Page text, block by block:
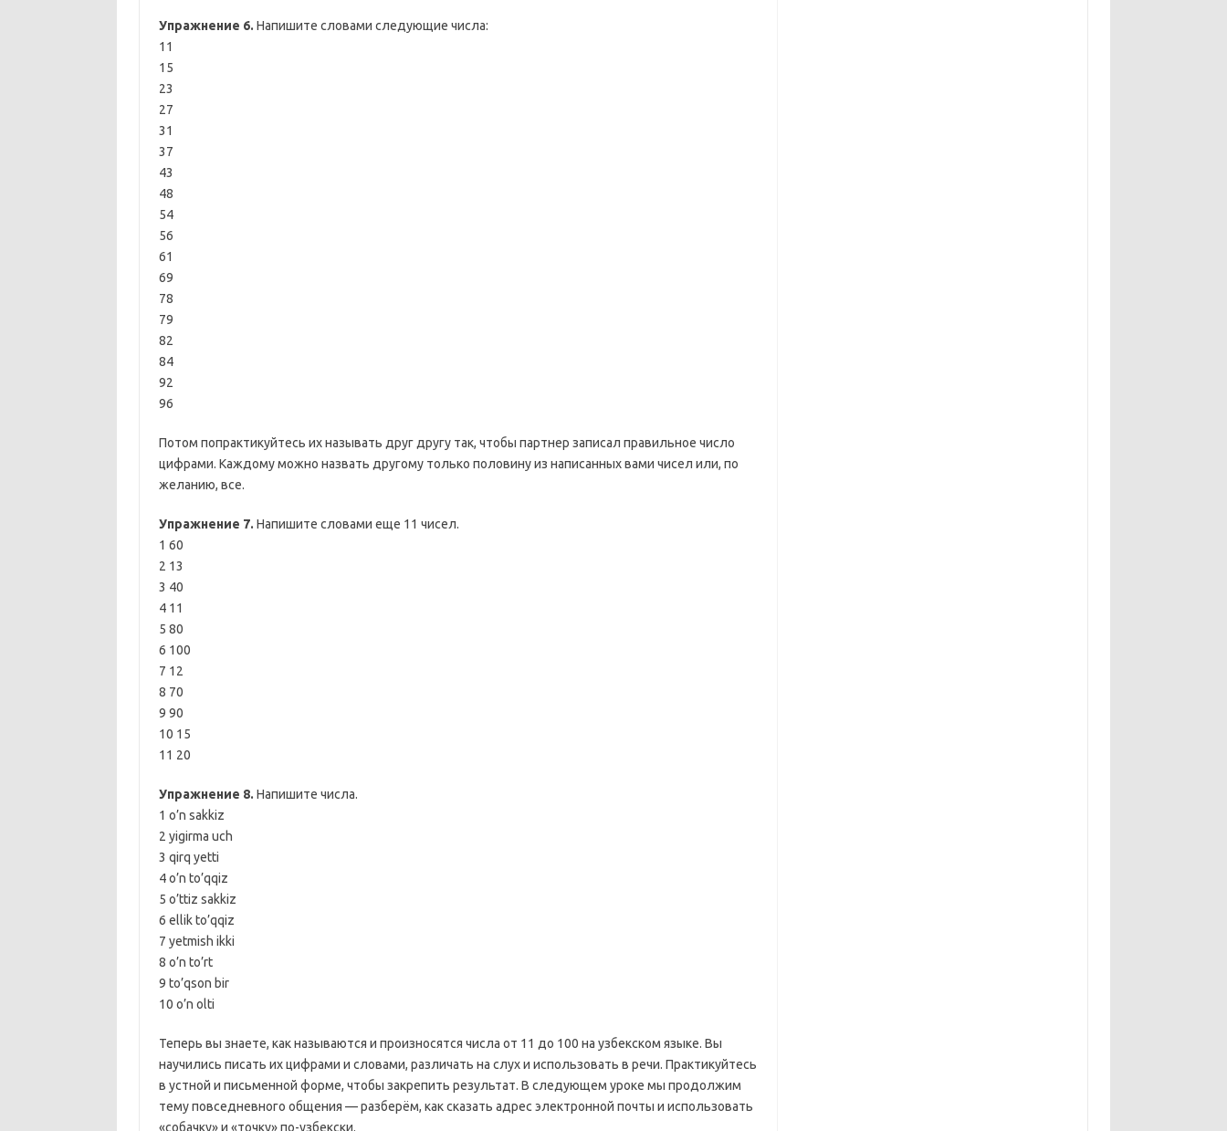
Упражнение 6. Напишите словами следующие числа:
11
15
23
27
31
37
43
48
54
56
61
69
78
79
82
84
92
96
Потом попрактикуйтесь их называть друг другу так, чтобы партнер записал правильное число
цифрами. Каждому можно назвать другому только половину из написанных вами чисел или, по
желанию, все.
Упражнение 7. Напишите словами еще 11 чисел.
1 60
2 13
3 40
4 11
5 80
6 100
7 12
8 70
9 90
10 15
11 20
Упражнение 8. Напишите числа.
1 o’n sakkiz
2 yigirma uch
3 qirq yetti
4 o’n to’qqiz
5 o’ttiz sakkiz
6 ellik to’qqiz
7 yetmish ikki
8 o’n to’rt
9 to’qson bir
10 o’n olti
Теперь вы знаете, как называются и произносятся числа от 11 до 100 на узбекском языке. Вы
научились писать их цифрами и словами, различать на слух и использовать в речи. Практикуйтесь
в устной и письменной форме, чтобы закрепить результат. В следующем уроке мы продолжим
тему повседневного общения — разберём, как сказать адрес электронной почты и использовать
«собачку» и «точку» по-узбекски.